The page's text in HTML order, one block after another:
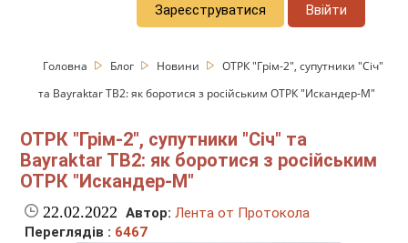
Зареєструватися Ввійти
Головна Блог Новини
ОТРК "Грім-2", супутники "Січ"
та Bayraktar TB2: як боротися з російським ОТРК "Искандер-М"
ОТРК "Грім-2", супутники "Січ" та
Bayraktar TB2: як боротися з російським
ОТРК "Искандер-М"
22.02.2022 Автор: Лента от Протокола
Переглядів : 6467